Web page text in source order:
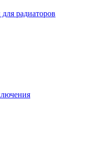
радиаторов